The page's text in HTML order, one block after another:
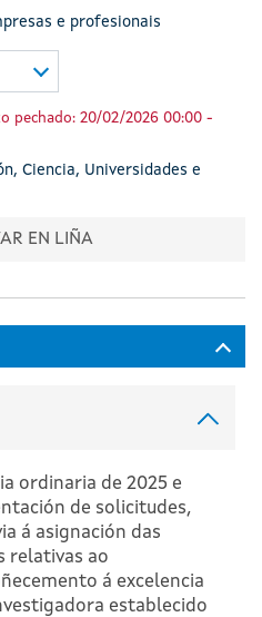
e profesionais
pechado: 20/02/2026 00:00 -
Ciencia, Universidades e
EN LIÑA
ordinaria de 2025 e
de solicitudes,
á asignación das
relativas ao
á excelencia
establecido